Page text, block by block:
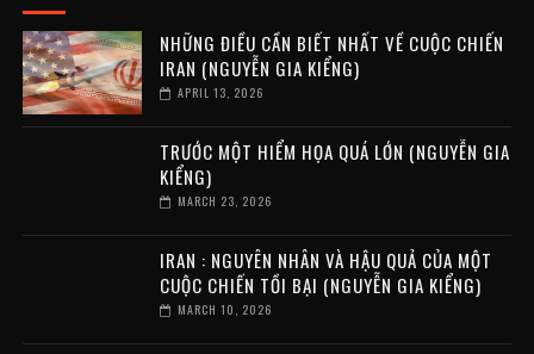
NHỮNG ĐIỀU CẦN BIẾT NHẤT VỀ CUỘC CHIẾN
IRAN (NGUYỄN GIA KIỂNG)
APRIL 13, 2026
TRƯỚC MỘT HIỂM HỌA QUÁ LỚN (NGUYỄN GIA
KIỂNG)
MARCH 23, 2026
IRAN : NGUYÊN NHÂN VÀ HẬU QUẢ CỦA MỘT
CUỘC CHIẾN TỒI BẠI (NGUYỄN GIA KIỂNG)
MARCH 10, 2026